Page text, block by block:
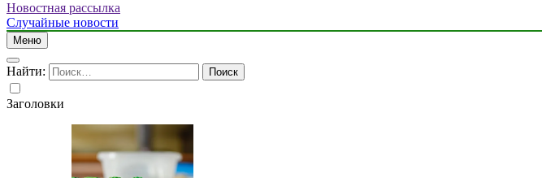
Новостная рассылка
Случайные новости
Меню
Найти:
Заголовки